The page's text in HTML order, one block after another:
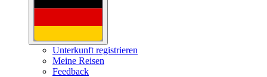
Unterkunft registrieren
Meine Reisen
Feedback